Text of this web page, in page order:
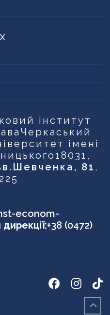
інститут
Черкаський
імені
18031,
81 ,
econom-
+38 (0472)